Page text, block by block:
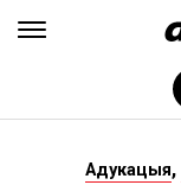
Адукацыя,